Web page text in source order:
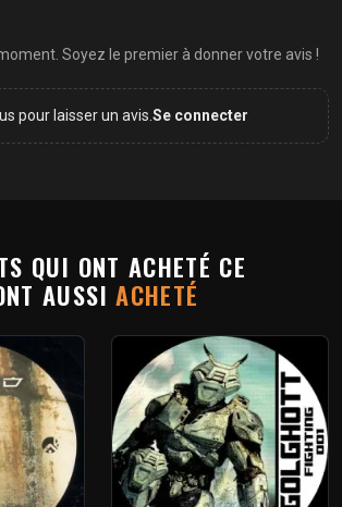
Soyez le premier à donner votre avis !
pour laisser un avis. Se connecter
QUI ONT ACHETÉ CE
AUSSIACHETÉ